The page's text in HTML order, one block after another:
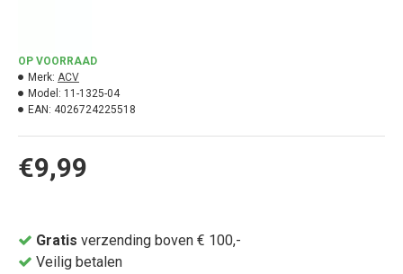
€9,99
OP VOORRAAD
Merk: ACV
Model: 11-1325-04
EAN: 4026724225518
Gratis verzending boven € 100,-
Veilig betalen